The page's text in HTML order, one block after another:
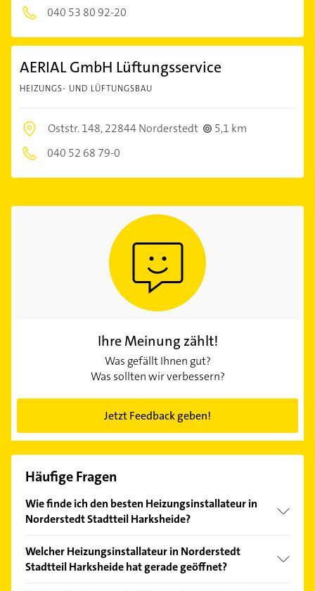
040 53 80 92-20
AERIAL GmbH Lüftungsservice
HEIZUNGS- UND LÜFTUNGSBAU
Oststr. 148,22844 Norderstedt
5,1 km
040 52 68 79-0
Ihre Meinung zählt!
Was gefällt Ihnen gut?
Was sollten wir verbessern?
Jetzt Feedback geben!
Häufige Fragen
Wie finde ich den besten Heizungsinstallateur in
Norderstedt Stadtteil Harksheide?
Kundenmeinungen und profitieren Sie von den
Empfehlungen. Die Suchergebnisse können Sie sich
Welcher Heizungsinstallateur in Norderstedt
Stadtteil Harksheide hat gerade geöffnet?